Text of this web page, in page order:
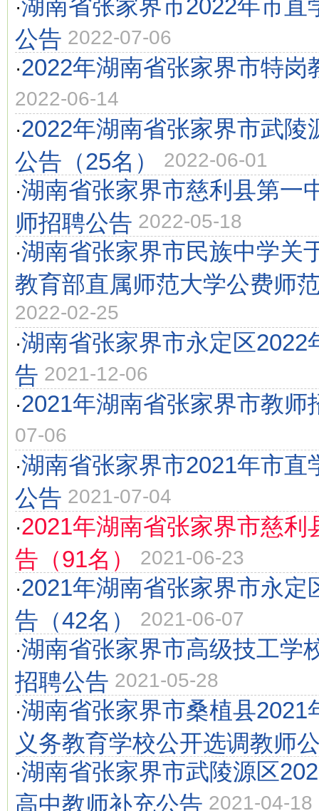
·湖南省张家界市2022年市直
公告 2022-07-06
·2022年湖南省张家界市特岗
2022-06-14
·2022年湖南省张家界市武陵
公告（25名）
2022-06-01
·湖南省张家界市慈利县第一
师招聘公告 2022-05-18
·湖南省张家界市民族中学关
教育部直属师范大学公费师
2022-02-25
·湖南省张家界市永定区2022
告 2021-12-06
·2021年湖南省张家界市教师
07-06
·湖南省张家界市2021年市直
公告 2021-07-04
·2021年湖南省张家界市慈利
告（91名）
2021-06-23
·2021年湖南省张家界市永定
告（42名）
2021-06-07
·湖南省张家界市高级技工学
招聘公告 2021-05-28
·湖南省张家界市桑植县2021
义务教育学校公开选调教师
·湖南省张家界市武陵源区
高中教师补充公告 2021-04-18